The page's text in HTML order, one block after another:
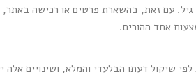
אחד ההורים.
שיקול דעתו הבלעדי והמלא, ושינויים אלה